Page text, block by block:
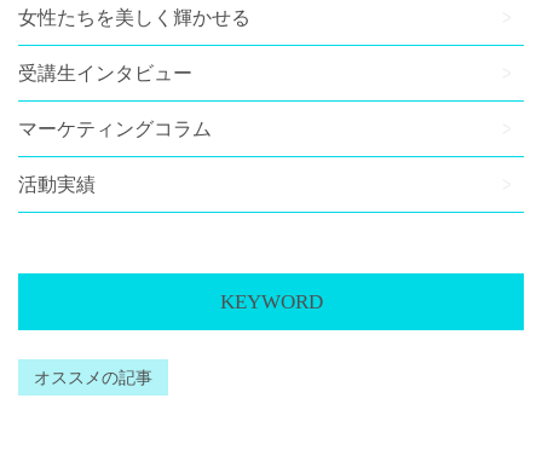
女性たちを美しく輝かせる
受講生インタビュー
マーケティングコラム
活動実績
KEYWORD
オススメの記事